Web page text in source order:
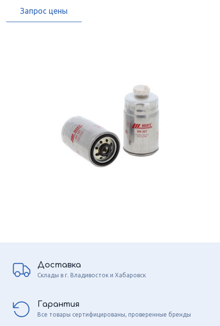
Запрос цены
Доставка
Склады в г. Владивосток и Хабаровск
Гарантия
Все товары сертифицированы, проверенные бренды